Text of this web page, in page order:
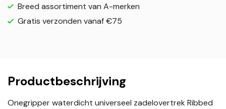
Breed assortiment van A-merken
Gratis verzonden vanaf €75
Productbeschrijving
Onegripper waterdicht universeel zadelovertrek Ribbed